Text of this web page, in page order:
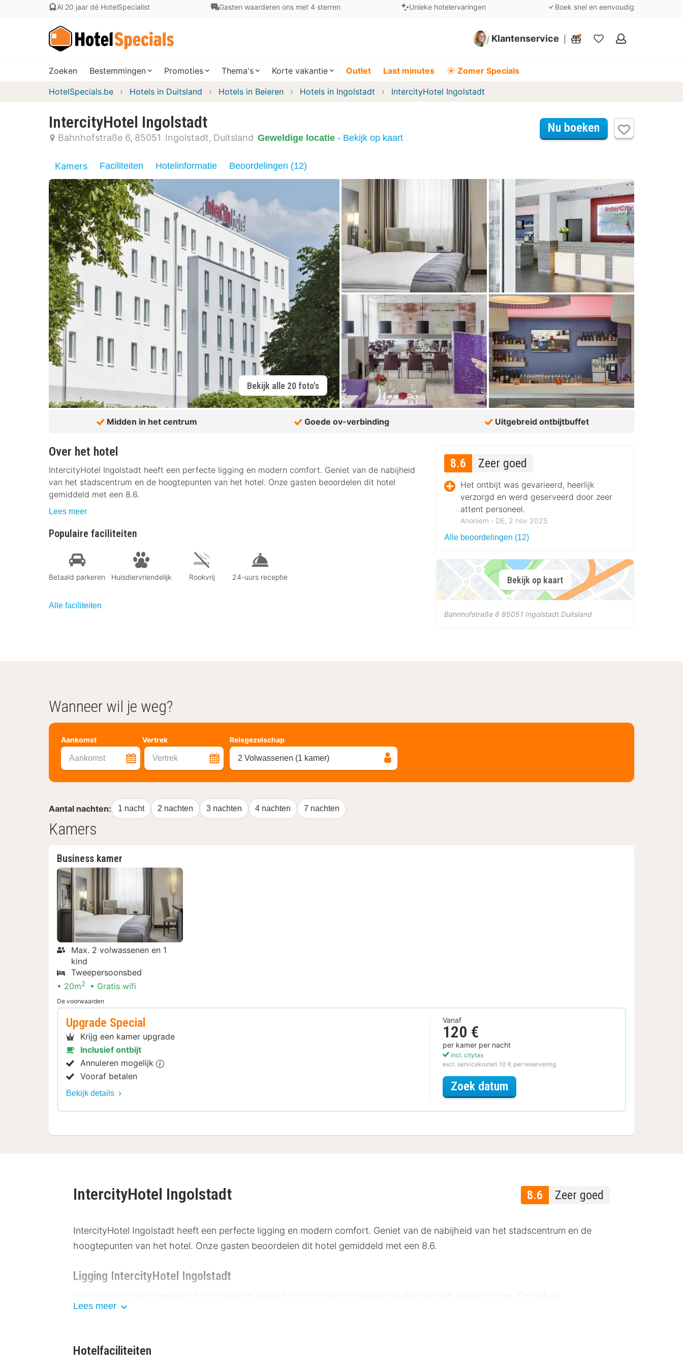
Al 20 jaar dé HotelSpecialist Gasten waarderen ons met 4 sterren Unieke hotelervaringen Boek snel en eenvoudig
Klantenservice
Mijn
Zoeken Bestemmingen Promoties Thema's Korte vakantie Outlet Last minutes ☀️ Zomer Specials
HotelSpecials.be Hotels in Duitsland Hotels in Beieren Hotels in Ingolstadt IntercityHotel Ingolstadt
IntercityHotel Ingolstadt
Bahnhofstraße 6 85051 Ingolstadt Duitsland Geweldige locatie - Bekijk op kaart
Nu boeken
Kamers Faciliteiten Hotelinformatie Beoordelingen (12)
Bekijk alle 20 foto's
Midden in het centrum Goede ov-verbinding Uitgebreid ontbijtbuffet
Over het hotel
IntercityHotel Ingolstadt heeft een perfecte ligging en modern comfort. Geniet van de nabijheid
van het stadscentrum en de hoogtepunten van het hotel. Onze gasten beoordelen dit hotel
gemiddeld met een 8.6.
Lees meer
Populaire faciliteiten
Betaald parkeren Huisdiervriendelijk Rookvrij 24-uurs receptie
Alle faciliteiten
8.6 Zeer goed
Het ontbijt was gevarieerd, heerlijk
verzorgd en werd geserveerd door zeer
attent personeel.
Anoniem ‐ DE, 2 nov 2025
Alle beoordelingen (12)
Bekijk op kaart
Bahnhofstraße 6 85051 Ingolstadt Duitsland
Wanneer wil je weg?
Aankomst Vertrek
Aankomst Vertrek
Reisgezelschap
2 Volwassenen (1 kamer)
Aantal nachten: 1 nacht 2 nachten 3 nachten 4 nachten 7 nachten
Kamers
Business kamer
Max. 2 volwassenen en 1
kind
Tweepersoonsbed
20m2 Gratis wifi
De voorwaarden
Upgrade Special
Krijg een kamer upgrade
Inclusief ontbijt
Annuleren mogelijk
Vooraf betalen
Bekijk details
Vanaf
120 €
per kamer per nacht
incl. citytax
excl. servicekosten 10 € per reservering
Zoek datum
8.6 Zeer goed
IntercityHotel Ingolstadt
IntercityHotel Ingolstadt heeft een perfecte ligging en modern comfort. Geniet van de nabijheid van het stadscentrum en de
hoogtepunten van het hotel. Onze gasten beoordelen dit hotel gemiddeld met een 8.6.
Ligging IntercityHotel Ingolstadt
Het IntercityHotel Ingolstadt ligt gunstig en bevindt zich op slechts enkele minuten van het stadscentrum. Ontdek de
bezienswaardigheden:
Ingolstadt Village (9,6 km)
Lees meer
Hotelfaciliteiten